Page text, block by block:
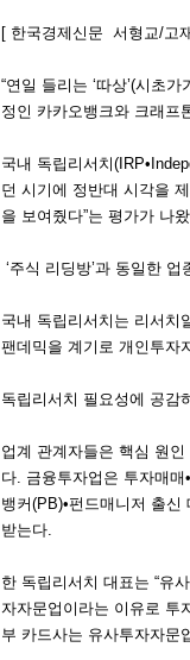
[ 한국경제신문 서형교/고
“연일 들리는 ‘따상’(시초
정인 카카오뱅크와 크래프
국내 독립리서치
던 시기에 정반대 시각을
을 보여줬다”는 평가가 나
‘주식 리딩방’과 동일한 업
국내 독립리서치는 리서치
팬데믹을 계기로 개인투자
독립리서치 필요성에 공감
업계 관계자들은 핵심 원
다. 금융투자업은 투자매매
뱅커(PB)•펀드매니저 출
받는다.
한 독립리서치 대표는 “유
자자문업이라는 이유로 투
부 카드사는 유사투자자문